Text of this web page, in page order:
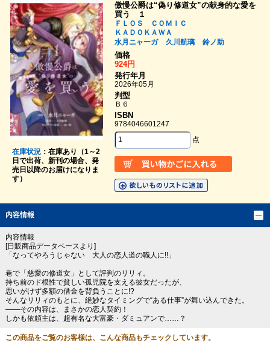
在庫状況：在庫あり（1～2
日で出荷、新刊の場合、発
売日以降のお届けになりま
す）
傲慢公爵は“偽り修道女”の献身的な愛を
買う １
ＦＬＯＳ ＣＯＭＩＣ
ＫＡＤＯＫＡＷＡ
水月ニャーガ
久川航璃
鈴ノ助
価格
924円
発行年月
2026年05月
判型
Ｂ６
ISBN
9784046601247
点
内容情報
内容情報
[日販商品データベースより]
「なってやろうじゃない 大人の恋人道の職人に!!」
巷で「慈愛の修道女」として評判のリリィ。
持ち前のド根性で貧しい孤児院を支える彼女だったが、
思いがけず多額の借金を背負うことに!?
そんなリリィのもとに、絶妙なタイミングで“ある仕事”が舞い込んできた。
――その内容は、まさかの恋人契約！
しかも依頼主は、超有名な大富豪・ダミュアンで……？
この商品をご覧のお客様は、こんな商品もチェックしています。